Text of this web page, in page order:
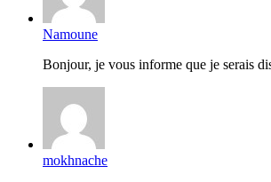
Namoune
Bonjour, je vous informe que je serais
mokhnache